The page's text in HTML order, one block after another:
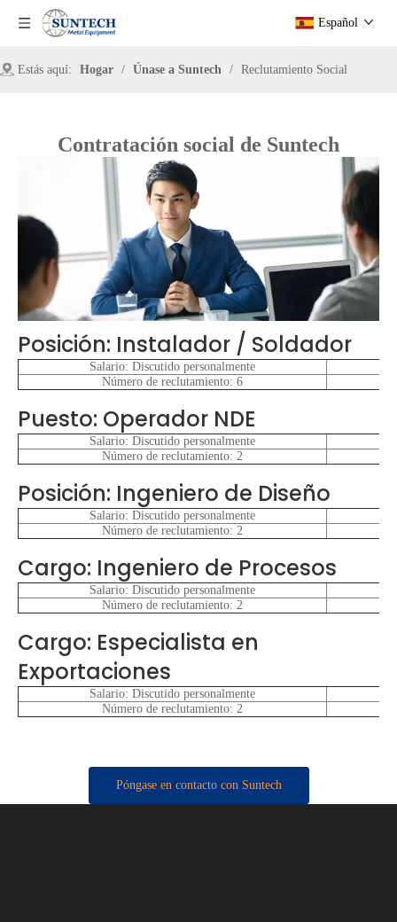
Español
Estás aquí: Hogar / Únase a Suntech / Reclutamiento Social
Contratación social de Suntech
Posición: Instalador / Soldador
Salario: Discutido personalmente
Número de reclutamiento: 6
Puesto: Operador NDE
Salario: Discutido personalmente
Número de reclutamiento: 2
Posición: Ingeniero de Diseño
Salario: Discutido personalmente
Número de reclutamiento: 2
Cargo: Ingeniero de Procesos
Salario: Discutido personalmente
Número de reclutamiento: 2
Cargo: Especialista en
Exportaciones
Salario: Discutido personalmente
Número de reclutamiento: 2
Póngase en contacto con Suntech